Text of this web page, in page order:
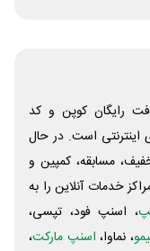
رایگان کوپن و کد
اینترنتی است. در حال
مسابقه، کمپین و
خدمات آنلاین را به
، اسنپ فود، تپسی،
، نماوا، اسنپ مارکت،